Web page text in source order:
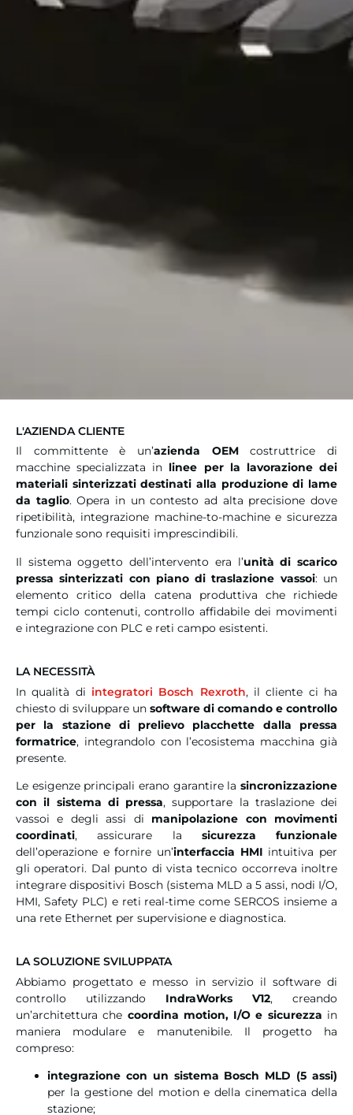
L'AZIENDA CLIENTE
Il committente è un’azienda OEMcostruttrice di
macchine specializzata in linee per la lavorazione dei
materiali sinterizzati destinati alla produzione di lame
da taglio. Opera in un contesto ad alta precisione dove
ripetibilità, integrazione machine-to-machine e sicurezza
funzionale sono requisiti imprescindibili.
Il sistema oggetto dell’intervento era l’unità di scarico
pressa sinterizzati con piano di traslazione vassoi: un
elemento critico della catena produttiva che richiede
tempi ciclo contenuti, controllo affidabile dei movimenti
e integrazione con PLC e reti campo esistenti.
LA NECESSITÀ
In qualità di integratori Bosch Rexroth, il cliente ci ha
chiesto di sviluppare un software di comando e controllo
per la stazione di prelievo placchette dalla pressa
formatrice, integrandolo con l’ecosistema macchina già
presente.
Le esigenze principali erano garantire la sincronizzazione
con il sistema di pressa, supportare la traslazione dei
vassoi e degli assi di manipolazione con movimenti
coordinati, assicurare la sicurezza funzionale
dell’operazione e fornire un’interfaccia HMI intuitiva per
gli operatori. Dal punto di vista tecnico occorreva inoltre
integrare dispositivi Bosch (sistema MLD a 5 assi, nodi I/O,
HMI, Safety PLC) e reti real-time come SERCOS insieme a
una rete Ethernet per supervisione e diagnostica.
LA SOLUZIONE SVILUPPATA
Abbiamo progettato e messo in servizio il software di
controllo utilizzando IndraWorks V12, creando
un’architettura che coordina motion, I/O e sicurezza in
maniera modulare e manutenibile. Il progetto ha
compreso:
integrazione con un sistema Bosch MLD (5 assi)
per la gestione del motion e della cinematica della
stazione;